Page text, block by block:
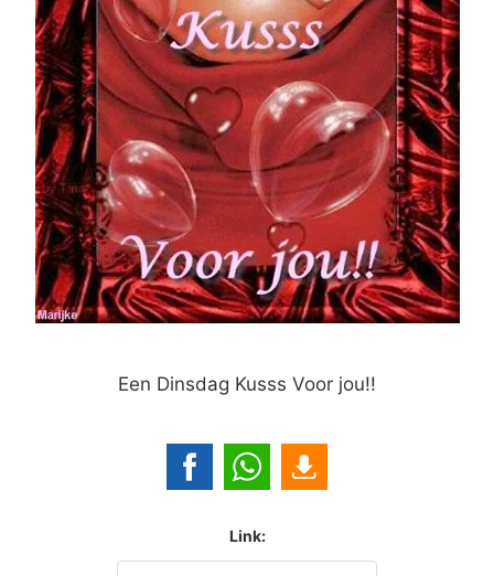
Een Dinsdag Kusss Voor jou!!
Link: